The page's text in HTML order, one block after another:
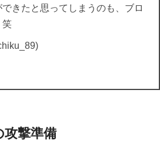
きたと思ってしまうのも、ブロ
笑
撃準備